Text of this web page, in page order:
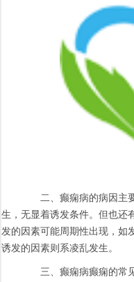
二、癫痫病的病因主要
生，无显着诱发条件。但也还
发的因素可能周期性出现，如
诱发的因素则系凌乱发生。
三、癫痫病癫痫的常见